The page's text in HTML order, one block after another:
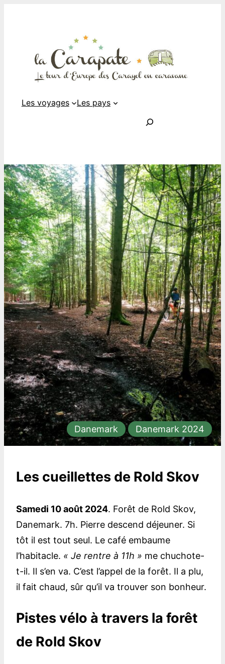
Les voyages Les pays
Danemark Danemark 2024
Les cueillettes de Rold Skov
Samedi 10 août 2024. Forêt de Rold Skov,
Danemark. 7h. Pierre descend déjeuner. Si
tôt il est tout seul. Le café embaume
l’habitacle. « Je rentre à 11h » me chuchote-
t-il. Il s’en va. C’est l’appel de la forêt. Il a plu,
il fait chaud, sûr qu’il va trouver son bonheur.
Pistes vélo à travers la forêt
de Rold Skov